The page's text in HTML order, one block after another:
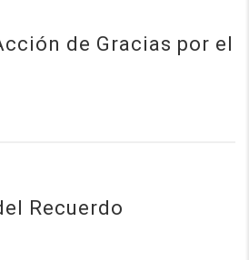
de Gracias por el
Recuerdo